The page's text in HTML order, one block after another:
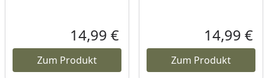
Aktueller Preis
14,99 €
Zum Produkt
14,99 €
Zum Produkt